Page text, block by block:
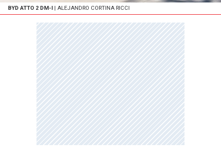
BYD ATTO 2 DM-I | ALEJANDRO CORTINA RICCI